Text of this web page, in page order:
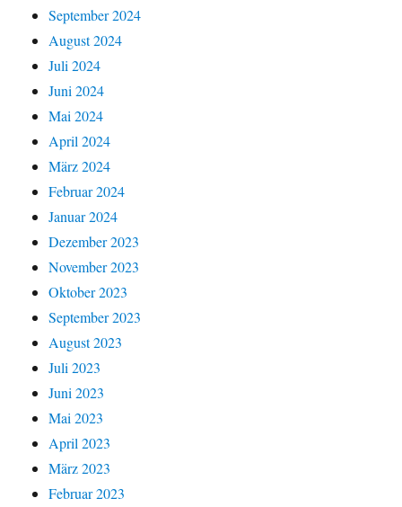
September 2024
August 2024
Juli 2024
Juni 2024
Mai 2024
April 2024
März 2024
Februar 2024
Januar 2024
Dezember 2023
November 2023
Oktober 2023
September 2023
August 2023
Juli 2023
Juni 2023
Mai 2023
April 2023
März 2023
Februar 2023